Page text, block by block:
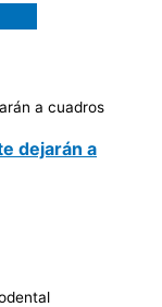
dejarán a